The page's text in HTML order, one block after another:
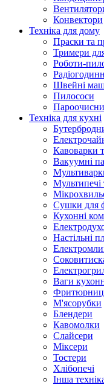
Конвектори
Техніка для дому
Праски та
Тримери
Роботи-
Швейні
Пилососи
Техніка для кухні
Кавоварки
Вакуумні
Мультипечі
Сушки для
Кухонні
Настільні
Ваги
М'ясорубки
Блендери
Кавомолки
Слайсери
Міксери
Тостери
Хлібопечі
Інша